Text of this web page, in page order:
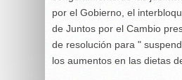
por el Gobierno, el
de Juntos por el Cambio
de resolución para "
los aumentos en las dietas